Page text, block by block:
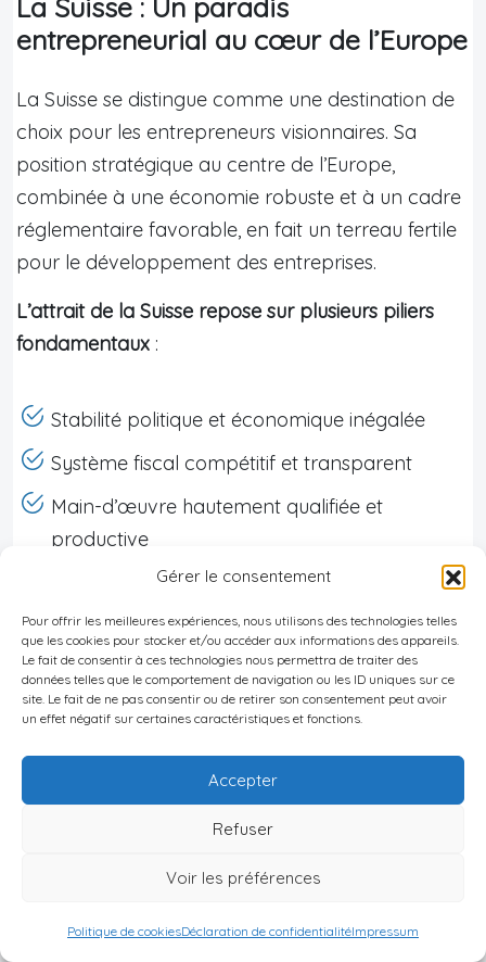
Gérer le consentement
Pour offrir les meilleures expériences, nous utilisons des technologies telles
que les cookies pour stocker et/ou accéder aux informations des appareils.
Le fait de consentir à ces technologies nous permettra de traiter des
données telles que le comportement de navigation ou les ID uniques sur ce
site. Le fait de ne pas consentir ou de retirer son consentement peut avoir
un effet négatif sur certaines caractéristiques et fonctions.
Accepter
Refuser
Voir les préférences
Politique de cookiesDéclaration de confidentialitéImpressum
La Suisse : Un paradis
entrepreneurial au cœur de l’Europe
La Suisse se distingue comme une destination de
choix pour les entrepreneurs visionnaires. Sa
position stratégique au centre de l’Europe,
combinée à une économie robuste et à un cadre
réglementaire favorable, en fait un terreau fertile
pour le développement des entreprises.
L’attrait de la Suisse repose sur plusieurs piliers
fondamentaux :
Stabilité politique et économique inégalée
Système fiscal compétitif et transparent
Main-d’œuvre hautement qualifiée et
productive
Infrastructure de pointe et réseau de
transport efficace
Qualité de vie exceptionnelle attirant les
talents internationaux
Ces atouts créent un environnement où
l’innovation prospère et où les entreprises
peuvent se développer sereinement. La Suisse
européens tout en maintenant son